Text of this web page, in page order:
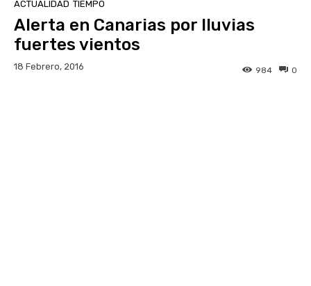
ACTUALIDAD TIEMPO
Alerta en Canarias por lluvias
fuertes vientos
18 Febrero, 2016 0
984